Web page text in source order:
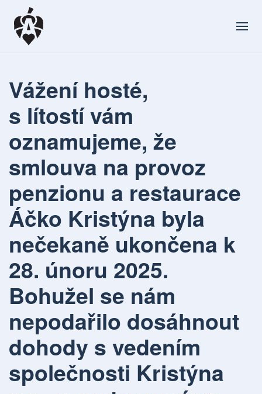
Vážení hosté,
s lítostí vám
oznamujeme, že
smlouva na provoz
penzionu a restaurace
Áčko Kristýna byla
nečekaně ukončena k
28. únoru 2025.
Bohužel se nám
nepodařilo dosáhnout
dohody s vedením
společnosti Kristýna